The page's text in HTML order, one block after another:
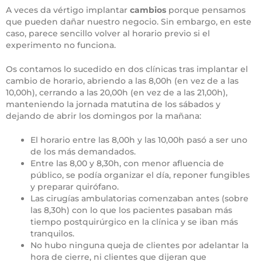
A veces da vértigo implantar cambios porque pensamos
que pueden dañar nuestro negocio. Sin embargo, en este
caso, parece sencillo volver al horario previo si el
experimento no funciona.
Os contamos lo sucedido en dos clínicas tras implantar el
cambio de horario, abriendo a las 8,00h (en vez de a las
10,00h), cerrando a las 20,00h (en vez de a las 21,00h),
manteniendo la jornada matutina de los sábados y
dejando de abrir los domingos por la mañana:
El horario entre las 8,00h y las 10,00h pasó a ser uno
de los más demandados.
Entre las 8,00 y 8,30h, con menor afluencia de
público, se podía organizar el día, reponer fungibles
y preparar quirófano.
Las cirugías ambulatorias comenzaban antes (sobre
las 8,30h) con lo que los pacientes pasaban más
tiempo postquirúrgico en la clínica y se iban más
tranquilos.
No hubo ninguna queja de clientes por adelantar la
hora de cierre, ni clientes que dijeran que